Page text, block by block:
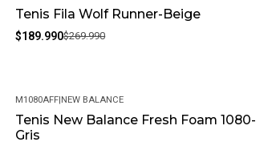
-30%
Tenis Fila Wolf Runner-Beige
$189.990$269.990
-25%
M1080AFF|NEW BALANCE
Tenis New Balance Fresh Foam 1080-
Gris